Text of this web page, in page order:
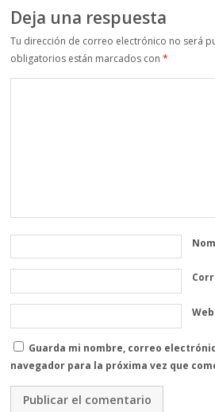
Deja una respuesta
Tu dirección de correo electrónico no será
obligatorios están marcados con*
Web
Guarda mi nombre, correo
navegador para la próxima vez que